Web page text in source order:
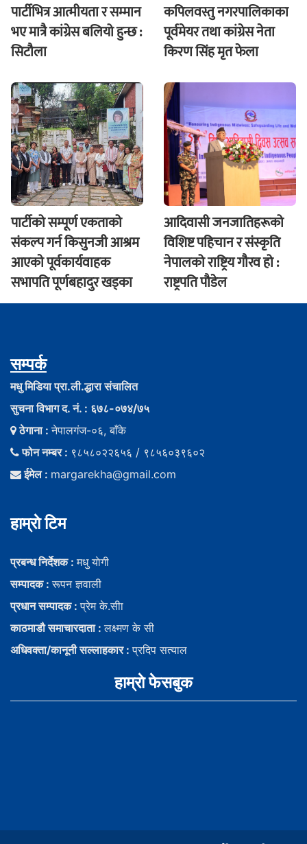
पार्टीभित्र आत्मीयता र सम्मान
भए मात्रै कांग्रेस बलियो हुन्छ :
सिटौला
कपिलवस्तु नगरपालिकाका
पूर्वमेयर तथा कांग्रेस नेता
किरण सिंह मृत फेला
पार्टीको सम्पूर्ण एकताको
संकल्प गर्न किसुनजी आश्रम
आएकाे पूर्वकार्यवाहक
सभापति पूर्णबहादुर खड्का
आदिवासी जनजातिहरूको
विशिष्ट पहिचान र संस्कृति
नेपालको राष्ट्रिय गौरव हो :
राष्ट्रपति पौडेल
सम्पर्क
मधु मिडिया प्रा.ली.द्धारा संचालित
सुचना विभाग द. नं. : ६७८-०७४/७५
ठेगाना :नेपालगंज-०६, बाँके
फोन नम्बर : ९८५८०२२६५६ / ९८५६०३९६०२
ईमेल : margarekha@gmail.com
हाम्राे टिम
प्रबन्ध निर्देशक :मधु याेगी
सम्पादक :रूपन ज्ञवाली
प्रधान सम्पादक :प्रेम के.सीा
काठमाडौ समाचारदाता :लक्ष्मण के सी
अधिवक्ता/कानूनी सल्लाहकार :प्रदिप सत्याल
हाम्राे फेसबुक